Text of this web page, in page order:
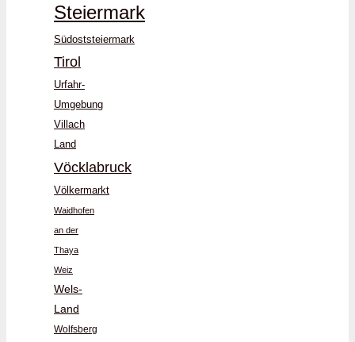
Steiermark
Südoststeiermark
Tirol
Urfahr-
Umgebung
Villach
Land
Vöcklabruck
Völkermarkt
Waidhofen
an der
Thaya
Weiz
Wels-
Land
Wolfsberg